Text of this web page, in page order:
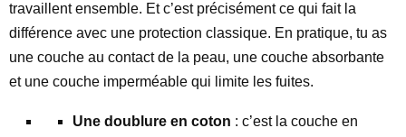
travaillent ensemble. Et c’est précisément ce qui fait la
différence avec une protection classique. En pratique, tu as
une couche au contact de la peau, une couche absorbante
et une couche imperméable qui limite les fuites.
Une doublure en coton : c’est la couche en